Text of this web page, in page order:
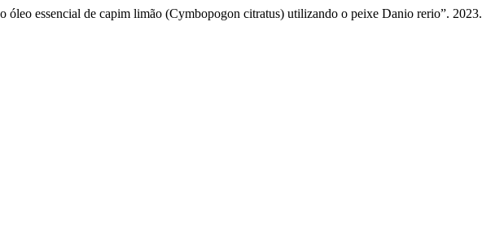
óleo essencial de capim limão (Cymbopogon citratus) utilizando o peixe Danio rerio”. 2023.